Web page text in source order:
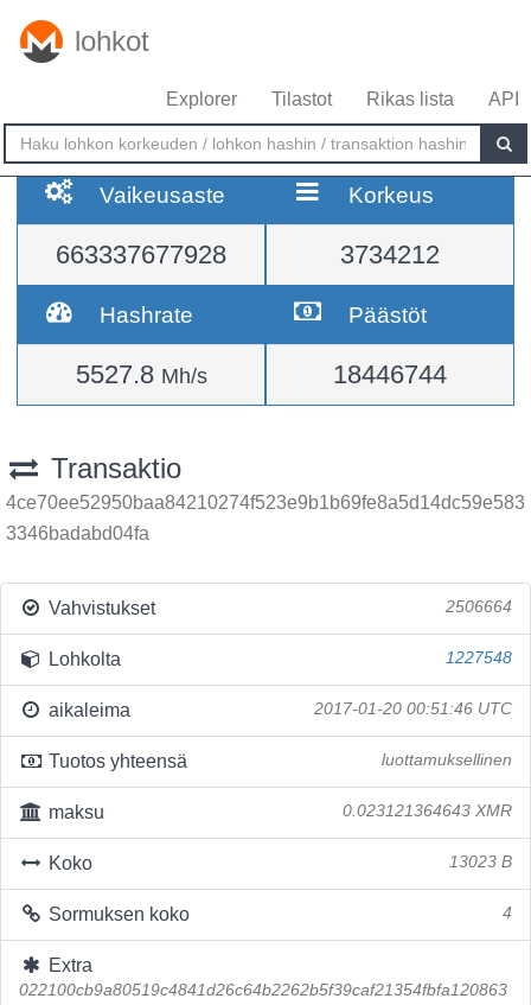
lohkot
Explorer Tilastot Rikas lista API
Vaikeusaste
663337677928
Korkeus
3734212
Hashrate
5527.8 Mh/s
Päästöt
18446744
Transaktio
4ce70ee52950baa84210274f523e9b1b69fe8a5d14dc59e583
3346badabd04fa
Vahvistukset 2506664
Lohkolta 1227548
aikaleima 2017-01-20 00:51:46 UTC
Tuotos yhteensä luottamuksellinen
maksu 0.023121364643 XMR
Koko 13023 B
Sormuksen koko 4
Extra
022100cb9a80519c4841d26c64b2262b5f39caf21354fbfa120863